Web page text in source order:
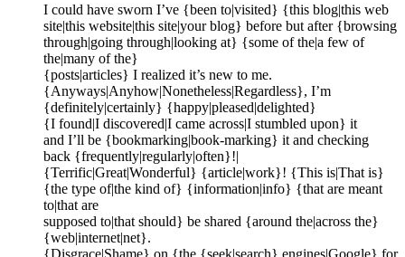
I could have sworn I’ve {been to|visited} {this blog|this web
site|this website|this site|your blog} before but after {browsing
through|going through|looking at} {some of the|a few of
the|many of the}
{posts|articles} I realized it’s new to me.
{Anyways|Anyhow|Nonetheless|Regardless}, I’m
{definitely|certainly} {happy|pleased|delighted}
{I found|I discovered|I came across|I stumbled upon} it
and I’ll be {bookmarking|book-marking} it and checking
back {frequently|regularly|often}!|
{Terrific|Great|Wonderful} {article|work}! {This is|That is}
{the type of|the kind of} {information|info} {that are meant
to|that are
supposed to|that should} be shared {around the|across the}
{web|internet|net}.
{Disgrace|Shame} on {the {seek|search} engines|Google} for